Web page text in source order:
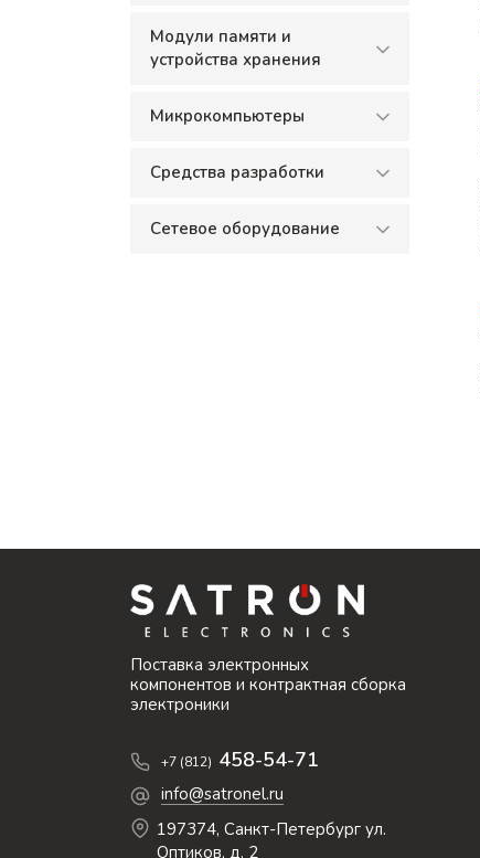
Модули памяти и
устройства хранения
Микрокомпьютеры
Средства разработки
Сетевое оборудование
Поставка электронных
компонентов и контрактная сборка
электроники
+7 (812) 458-54-71
info@satronel.ru
197374, Санкт-Петербург ул.
Оптиков, д. 2